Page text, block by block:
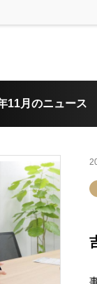
11月のニュース